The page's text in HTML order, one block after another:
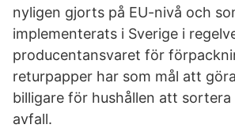
nyligen gjorts på EU-nivå och
implementerats i Sverige i
producentansvaret för
returpapper har som mål att
billigare för hushållen att
avfall.